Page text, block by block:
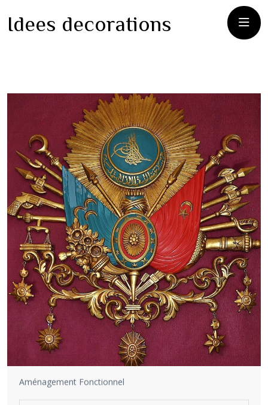
Idees decorations
Aménagement Fonctionnel